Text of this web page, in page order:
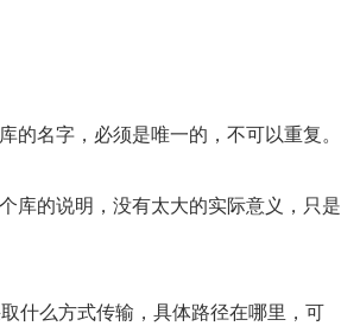
的名字，必须是唯一的，不可以重复。
库的说明，没有太大的实际意义，只是
什么方式传输，具体路径在哪里，可